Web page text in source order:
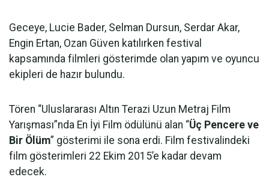
Geceye, Lucie Bader, Selman Dursun, Serdar Akar,
Engin Ertan, Ozan Güven katılırken festival
kapsamında filmleri gösterimde olan yapım ve oyuncu
ekipleri de hazır bulundu.
Tören “Uluslararası Altın Terazi Uzun Metraj Film
Yarışması”nda En İyi Film ödülünü alan “Üç Pencere ve
Bir Ölüm” gösterimi ile sona erdi. Film festivalindeki
film gösterimleri 22 Ekim 2015’e kadar devam
edecek.